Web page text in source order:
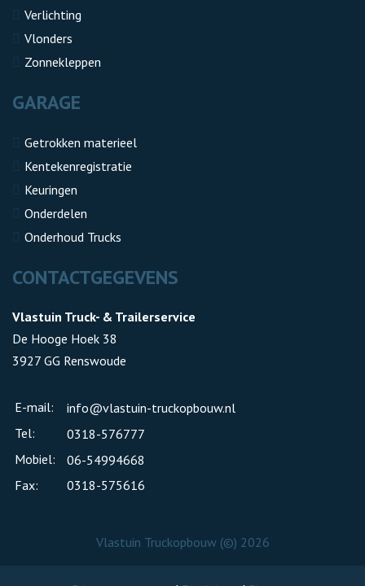
Verlichting
Vlonders
Zonnekleppen
GARAGE
Getrokken materieel
Kentekenregistratie
Keuringen
Onderdelen
Onderhoud Trucks
CONTACTGEGEVENS
Vlastuin Truck- & Trailerservice
De Hooge Hoek 38
3927 GG Renswoude
E-mail:
info@vlastuin-truckopbouw.nl
Tel:
0318-576777
Mobiel:
06-54994668
Fax:
0318-575616
Vlastuin Truckopbouw (©) 2026